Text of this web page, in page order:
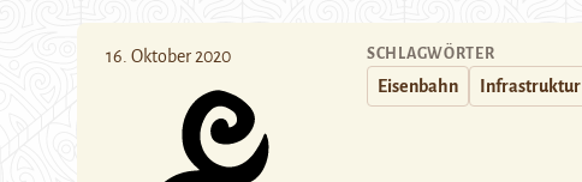
16. Oktober 2020 SCHLAGWÖRTER
Eisenbahn Infrastruktur